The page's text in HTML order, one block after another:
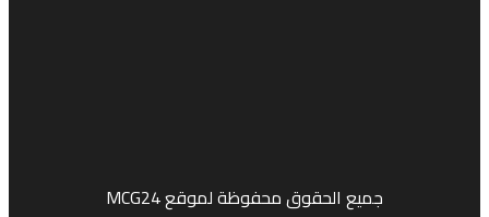
جميع الحقوق محفوظة لموقع MCG24